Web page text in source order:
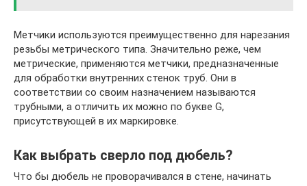
Метчики используются преимущественно для нарезания
резьбы метрического типа. Значительно реже, чем
метрические, применяются метчики, предназначенные
для обработки внутренних стенок труб. Они в
соответствии со своим назначением называются
трубными, а отличить их можно по букве G,
присутствующей в их маркировке.
Как выбрать сверло под дюбель?
Что бы дюбель не проворачивался в стене, начинать